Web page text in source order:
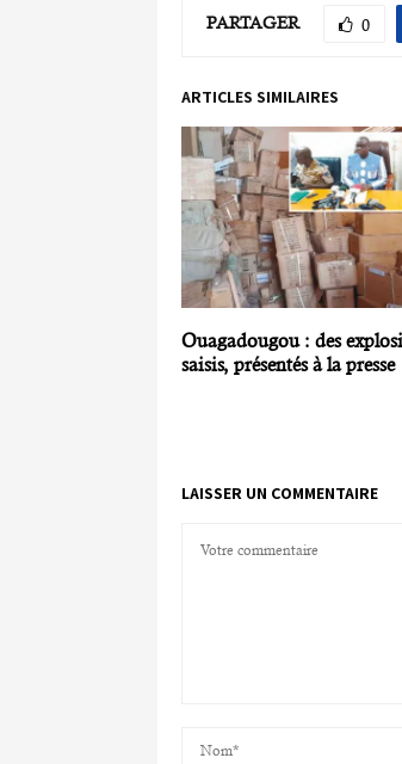
PARTAGER 0
ARTICLES SIMILAIRES
Ouagadougou : des
saisis, présentés à la presse
LAISSER UN COMMENTAIRE